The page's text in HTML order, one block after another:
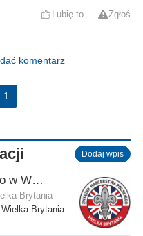
Lubię to Zgłoś
komentarz
1
Dodaj wpis
Związek Harcerstwa Polskiego w Wielkiej Brytanii
Brytania
Brytania